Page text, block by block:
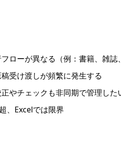
ローが異なる（例：書籍、雑誌
受け渡しが頻繁に発生する
やチェックも非同期で管理した
、Excelでは限界